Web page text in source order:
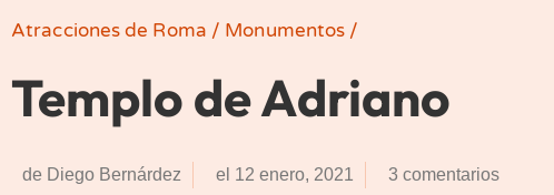
Atracciones de Roma / Monumentos /
Templo de Adriano
de Diego Bernárdez el 12 enero, 2021 3 comentarios